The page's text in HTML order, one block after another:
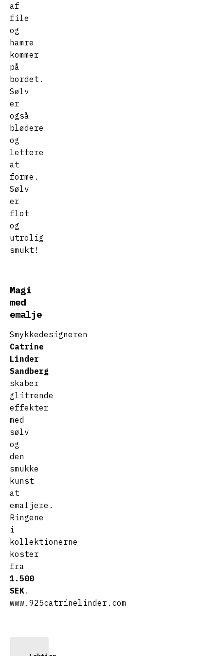
af
file
og
hamre
kommer
på
bordet.
Sølv
er
også
blødere
og
lettere
at
forme.
Sølv
er
flot
og
utrolig
smukt!
Magi
med
emalje
Smykkedesigneren
Catrine
Linder
Sandberg
skaber
glitrende
effekter
med
sølv
og
den
smukke
kunst
at
emaljere.
Ringene
i
kollektionerne
koster
fra
1.500
SEK .
www.925catrinelinder.com